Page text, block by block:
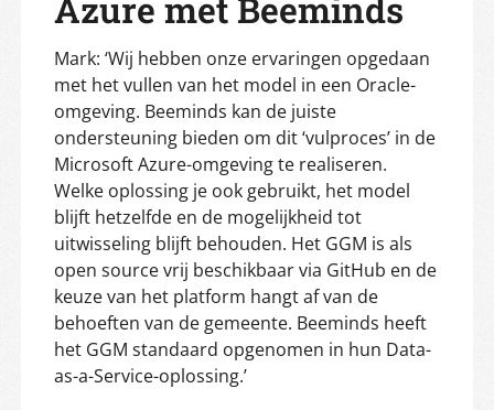
Mark: ‘Wij hebben onze ervaringen opgedaan
met het vullen van het model in een Oracle-
omgeving. Beeminds kan de juiste
ondersteuning bieden om dit ‘vulproces’ in de
Microsoft Azure-omgeving te realiseren.
Welke oplossing je ook gebruikt, het model
blijft hetzelfde en de mogelijkheid tot
uitwisseling blijft behouden. Het GGM is als
open source vrij beschikbaar via GitHub en de
keuze van het platform hangt af van de
behoeften van de gemeente. Beeminds heeft
het GGM standaard opgenomen in hun Data-
as-a-Service-oplossing.’